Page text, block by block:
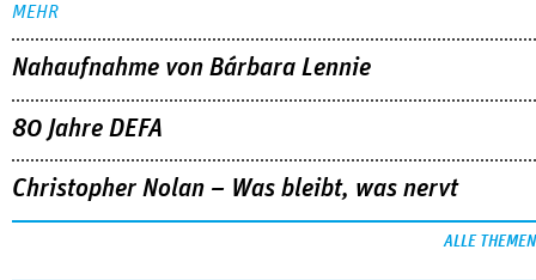
MEHR
Nahaufnahme von Bárbara Lennie
80 Jahre DEFA
Christopher Nolan – Was bleibt, was nervt
ALLE THEMEN